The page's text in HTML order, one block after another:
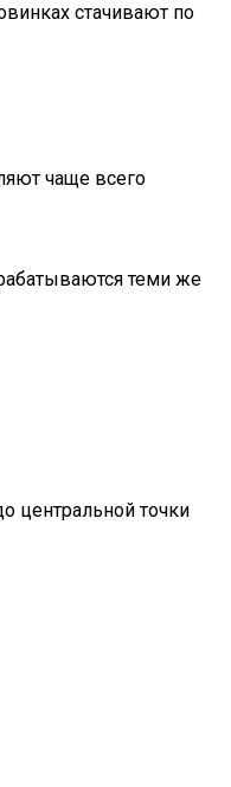
стачивают по
чаще всего
теми же
центральной точки